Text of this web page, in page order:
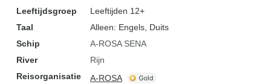
Leeftijdsgroep
Leeftijden 12+
Taal
Alleen: Engels, Duits
Schip
A-ROSA SENA
River
Rijn
Reisorganisatie
A-ROSA